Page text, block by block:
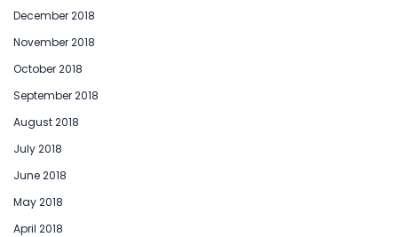
December 2018
November 2018
October 2018
September 2018
August 2018
July 2018
June 2018
May 2018
April 2018